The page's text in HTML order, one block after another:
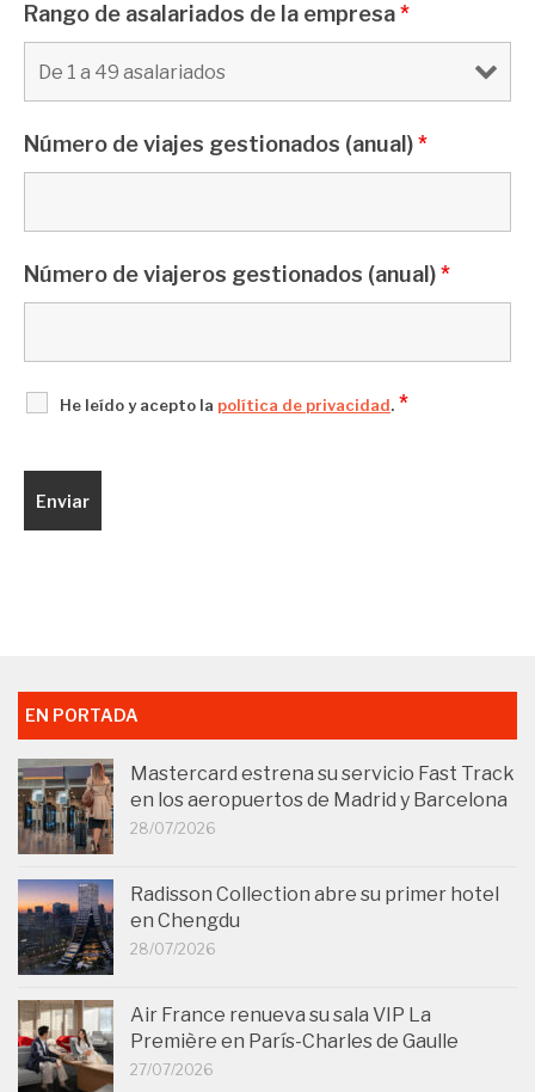
Rango de asalariados de la empresa*
Número de viajes gestionados (anual)*
Número de viajeros gestionados (anual)*
He leído y acepto la política de privacidad. *
EN PORTADA
Mastercard estrena su servicio Fast Track
en los aeropuertos de Madrid y Barcelona
28/07/2026
Radisson Collection abre su primer hotel
en Chengdu
28/07/2026
Air France renueva su sala VIP La
Première en París-Charles de Gaulle
27/07/2026